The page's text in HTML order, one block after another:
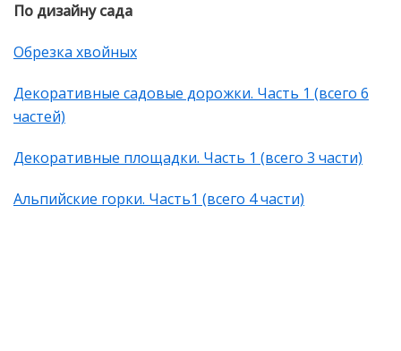
По дизайну сада
Обрезка хвойных
Декоративные садовые дорожки. Часть 1 (всего 6
частей)
Декоративные площадки. Часть 1 (всего 3 части)
Альпийские горки. Часть1 (всего 4 части)